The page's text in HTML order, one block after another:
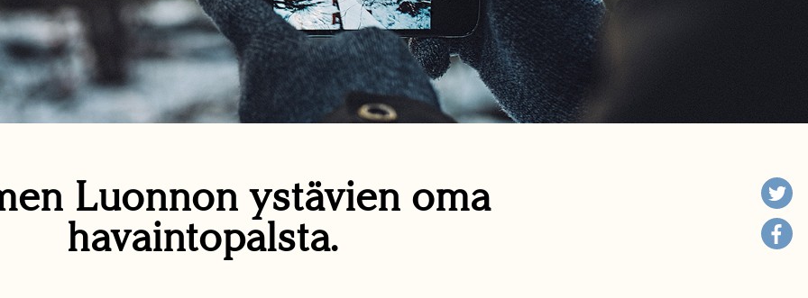
Luonnon ystävien oma
havaintopalsta.